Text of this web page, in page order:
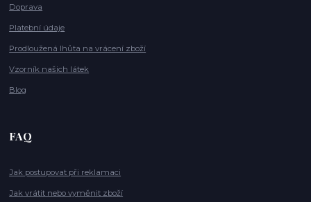
Doprava
Platební údaje
Prodloužená lhůta na vrácení zboží
Vzorník našich látek
Blog
FAQ
Jak postupovat při reklamaci
Jak vrátit nebo vyměnit zboží